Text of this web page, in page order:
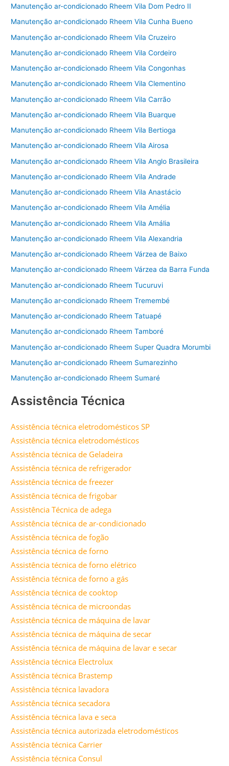
Manutenção ar-condicionado Rheem Vila Dom Pedro II
Manutenção ar-condicionado Rheem Vila Cunha Bueno
Manutenção ar-condicionado Rheem Vila Cruzeiro
Manutenção ar-condicionado Rheem Vila Cordeiro
Manutenção ar-condicionado Rheem Vila Congonhas
Manutenção ar-condicionado Rheem Vila Clementino
Manutenção ar-condicionado Rheem Vila Carrão
Manutenção ar-condicionado Rheem Vila Buarque
Manutenção ar-condicionado Rheem Vila Bertioga
Manutenção ar-condicionado Rheem Vila Airosa
Manutenção ar-condicionado Rheem Vila Anglo Brasileira
Manutenção ar-condicionado Rheem Vila Andrade
Manutenção ar-condicionado Rheem Vila Anastácio
Manutenção ar-condicionado Rheem Vila Amélia
Manutenção ar-condicionado Rheem Vila Amália
Manutenção ar-condicionado Rheem Vila Alexandria
Manutenção ar-condicionado Rheem Várzea de Baixo
Manutenção ar-condicionado Rheem Várzea da Barra Funda
Manutenção ar-condicionado Rheem Tucuruvi
Manutenção ar-condicionado Rheem Tremembé
Manutenção ar-condicionado Rheem Tatuapé
Manutenção ar-condicionado Rheem Tamboré
Manutenção ar-condicionado Rheem Super Quadra Morumbi
Manutenção ar-condicionado Rheem Sumarezinho
Manutenção ar-condicionado Rheem Sumaré
Assistência Técnica
Assistência técnica eletrodomésticos SP
Assistência técnica eletrodomésticos
Assistência técnica de Geladeira
Assistência técnica de refrigerador
Assistência técnica de freezer
Assistência técnica de frigobar
Assistência Técnica de adega
Assistência técnica de ar-condicionado
Assistência técnica de fogão
Assistência técnica de forno
Assistência técnica de forno elétrico
Assistência técnica de forno a gás
Assistência técnica de cooktop
Assistência técnica de microondas
Assistência técnica de máquina de lavar
Assistência técnica de máquina de secar
Assistência técnica de máquina de lavar e secar
Assistência técnica Electrolux
Assistência técnica Brastemp
Assistência técnica lavadora
Assistência técnica secadora
Assistência técnica lava e seca
Assistência técnica autorizada eletrodomésticos
Assistência técnica Carrier
Assistência técnica Consul